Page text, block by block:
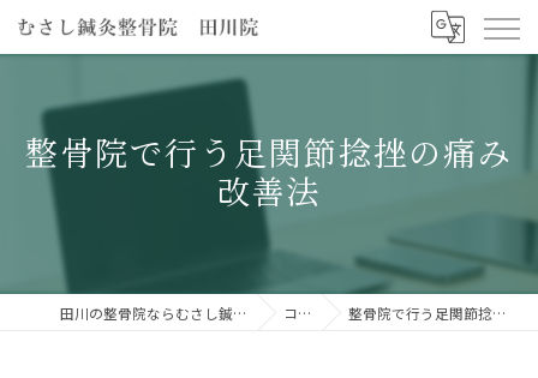
整骨院で行う足関節捻挫の痛み
改善法
田川の整骨院ならむさし鍼灸整骨院 田川院 コラム 整骨院で行う足関節捻挫の痛み改善法